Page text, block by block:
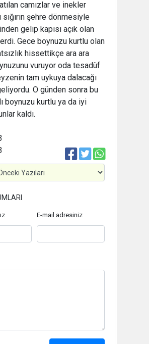
camızlar ve inekler
şehre dönmesiyle
gelip kapısı açık olan
Gece boynuzu kurtlu olan
hissettikçe ara ara
vuruyor oda tesadüf
tam uykuya dalacağı
O günden sonra bu
boynuzu kurtlu ya da iyi
kaldı.
E-mail adresiniz